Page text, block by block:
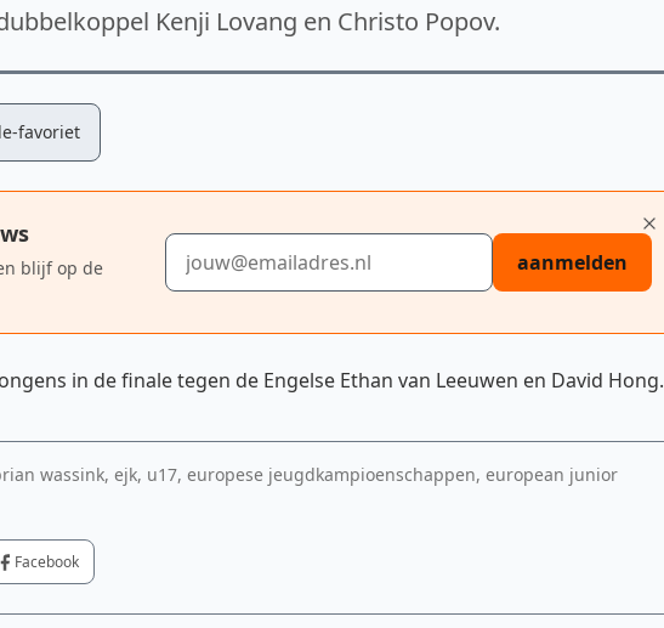
Kenji Lovang en Christo Popov.
favoriet
blijf op de
E-mailadres
aanmelden
in de finale tegen de Engelse Ethan van Leeuwen en David Hong.
wassink, ejk, u17, europese jeugdkampioenschappen, european junior
Facebook